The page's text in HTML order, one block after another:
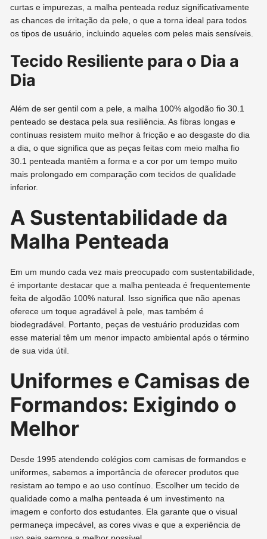
curtas e impurezas, a malha penteada reduz significativamente
as chances de irritação da pele, o que a torna ideal para todos
os tipos de usuário, incluindo aqueles com peles mais sensíveis.
Tecido Resiliente para o Dia a
Dia
Além de ser gentil com a pele, a malha 100% algodão fio 30.1
penteado se destaca pela sua resiliência. As fibras longas e
contínuas resistem muito melhor à fricção e ao desgaste do dia
a dia, o que significa que as peças feitas com meio malha fio
30.1 penteada mantêm a forma e a cor por um tempo muito
mais prolongado em comparação com tecidos de qualidade
inferior.
A Sustentabilidade da
Malha Penteada
Em um mundo cada vez mais preocupado com sustentabilidade,
é importante destacar que a malha penteada é frequentemente
feita de algodão 100% natural. Isso significa que não apenas
oferece um toque agradável à pele, mas também é
biodegradável. Portanto, peças de vestuário produzidas com
esse material têm um menor impacto ambiental após o término
de sua vida útil.
Uniformes e Camisas de
Formandos: Exigindo o
Melhor
Desde 1995 atendendo colégios com camisas de formandos e
uniformes, sabemos a importância de oferecer produtos que
resistam ao tempo e ao uso contínuo. Escolher um tecido de
qualidade como a malha penteada é um investimento na
imagem e conforto dos estudantes. Ela garante que o visual
permaneça impecável, as cores vivas e que a experiência de